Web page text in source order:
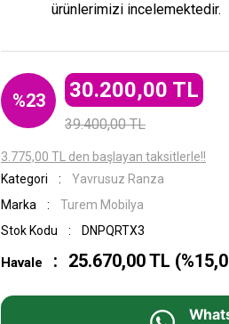
ürünlerimizi incelemektedir.
%23 30.200,00 TL
39.400,00 TL
3.775,00 TL den başlayan taksitlerle!!
Kategori
Yavrusuz Ranza
Marka
Turem Mobilya
Stok Kodu
DNPQRTX3
Havale 25.670,00 TL